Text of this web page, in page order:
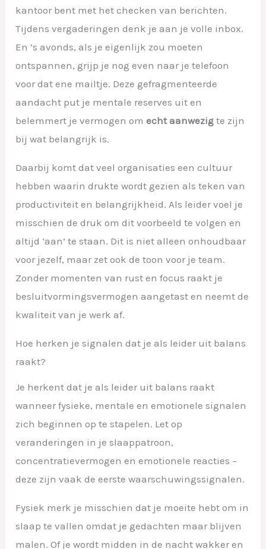
kantoor bent met het checken van berichten.
Tijdens vergaderingen denk je aan je volle inbox.
En ’s avonds, als je eigenlijk zou moeten
ontspannen, grijp je nog even naar je telefoon
voor dat ene mailtje. Deze gefragmenteerde
aandacht put je mentale reserves uit en
belemmert je vermogen omecht aanwezig te zijn
bij wat belangrijk is.
Daarbij komt dat veel organisaties een cultuur
hebben waarin drukte wordt gezien als teken van
productiviteit en belangrijkheid. Als leider voel je
misschien de druk om dit voorbeeld te volgen en
altijd ‘aan’ te staan. Dit is niet alleen onhoudbaar
voor jezelf, maar zet ook de toon voor je team.
Zonder momenten van rust en focus raakt je
besluitvormingsvermogen aangetast en neemt de
kwaliteit van je werk af.
Hoe herken je signalen dat je als leider uit balans
raakt?
Je herkent dat je als leider uit balans raakt
wanneer fysieke, mentale en emotionele signalen
zich beginnen op te stapelen. Let op
veranderingen in je slaappatroon,
concentratievermogen en emotionele reacties –
deze zijn vaak de eerste waarschuwingssignalen.
Fysiek merk je misschien dat je moeite hebt om in
slaap te vallen omdat je gedachten maar blijven
malen. Of je wordt midden in de nacht wakker en